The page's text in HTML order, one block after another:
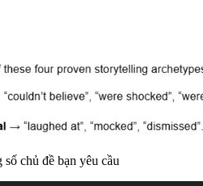
chủ đề bạn yêu cầu